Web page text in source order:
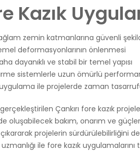
Kazık
zemin katmanlarına güvenli
deformasyonlarının önlenmesi
dayanıklı ve stabil bir temel yapısı
sistemlerle uzun ömürlü
uygulama ile projelerde zaman
Çankırı fore kazık
oluşabilecek bakım, onarım ve
projelerin sürdürülebilirliğini
ile fore kazık